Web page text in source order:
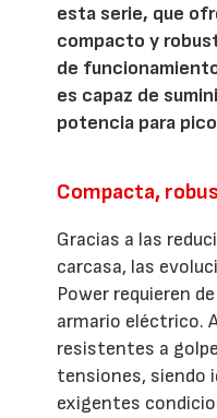
esta serie, que
compacto y
de
es capaz de
potencia para
Compacta,
Gracias a las
carcasa, las
Power requieren
armario eléctrico.
resistentes a
tensiones, siendo
exigentes